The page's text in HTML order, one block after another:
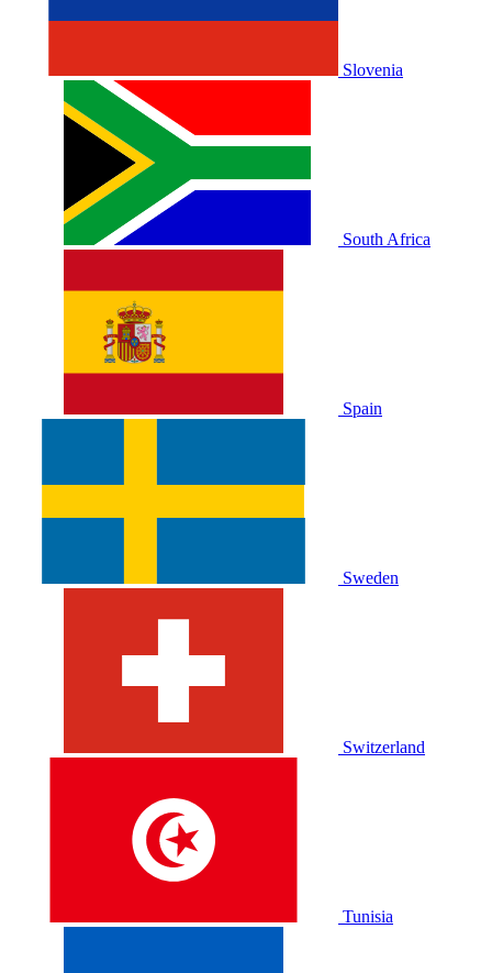
Slovenia
South Africa
Spain
Sweden
Switzerland
Tunisia